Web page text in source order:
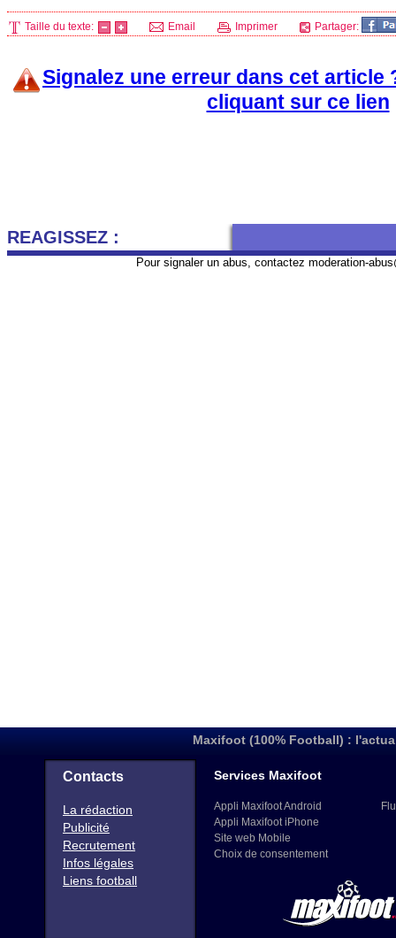
Taille du texte: Email Imprimer Partager:
Signalez une erreur dans cet article
cliquant sur ce lien
REAGISSEZ :
Pour signaler un abus, contactez moderation-
Maxifoot (100% Football) :
Contacts
La rédaction
Publicité
Recrutement
Infos légales
Liens football
Services Maxifoot
Appli Maxifoot Android
Appli Maxifoot iPhone
Site web Mobile
Choix de consentement